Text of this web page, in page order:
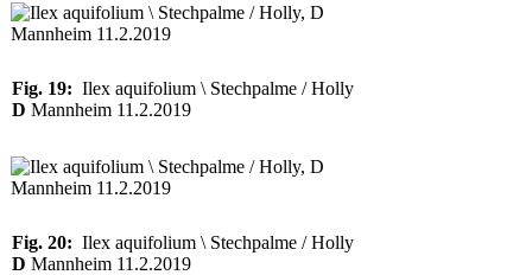
Fig. 19: Ilex aquifolium \ Stechpalme / Holly
D Mannheim 11.2.2019
Fig. 20: Ilex aquifolium \ Stechpalme / Holly
D Mannheim 11.2.2019